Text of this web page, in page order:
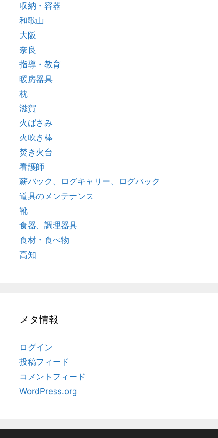
収納・容器
和歌山
大阪
奈良
指導・教育
暖房器具
枕
滋賀
火ばさみ
火吹き棒
焚き火台
看護師
薪バック、ログキャリー、ログバック
道具のメンテナンス
靴
食器、調理器具
食材・食べ物
高知
メタ情報
ログイン
投稿フィード
コメントフィード
WordPress.org